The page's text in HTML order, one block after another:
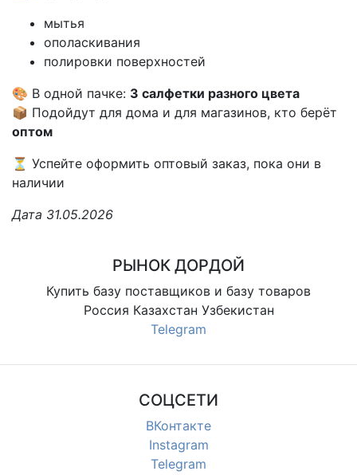
мытья
ополаскивания
полировки поверхностей
🎨 В одной пачке: 3 салфетки разного цвета
📦 Подойдут для дома и для магазинов, кто берёт
оптом
⏳ Успейте оформить оптовый заказ, пока они в
наличии
Дата 31.05.2026
РЫНОК ДОРДОЙ
Купить базу поставщиков и базу товаров
Россия Казахстан Узбекистан
Telegram
СОЦСЕТИ
ВКонтакте
Instagram
Telegram